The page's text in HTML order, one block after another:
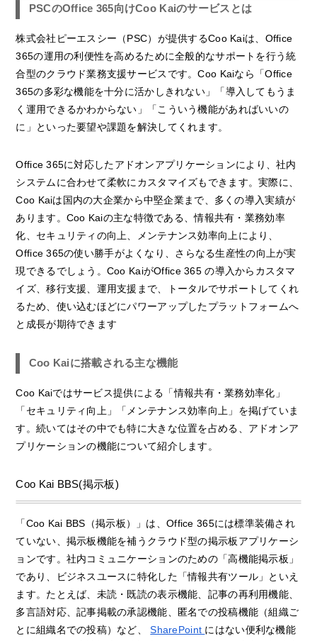
PSCのOffice 365向けCoo Kaiのサービスとは
株式会社ピーエスシー（PSC）が提供するCoo Kaiは、Office
365の運用の利便性を高めるために全般的なサポートを行う統
合型のクラウド業務支援サービスです。Coo Kaiなら「Office
365の多彩な機能を十分に活かしきれない」「導入してもうま
く運用できるかわからない」「こういう機能があればいいの
に」といった要望や課題を解決してくれます。
Office 365に対応したアドオンアプリケーションにより、社内
システムに合わせて柔軟にカスタマイズもできます。実際に、
Coo Kaiは国内の大企業から中堅企業まで、多くの導入実績が
あります。Coo Kaiの主な特徴である、情報共有・業務効率
化、セキュリティの向上、メンテナンス効率向上により、
Office 365の使い勝手がよくなり、さらなる生産性の向上が実
現できるでしょう。Coo KaiがOffice 365 の導入からカスタマ
イズ、移行支援、運用支援まで、トータルでサポートしてくれ
るため、使い込むほどにパワーアップしたプラットフォームへ
と成長が期待できます
Coo Kaiに搭載される主な機能
Coo Kaiではサービス提供による「情報共有・業務効率化」
「セキュリティ向上」「メンテナンス効率向上」を掲げていま
す。続いてはその中でも特に大きな位置を占める、アドオンア
プリケーションの機能について紹介します。
Coo Kai BBS(掲示板)
「Coo Kai BBS（掲示板）」は、Office 365には標準装備され
ていない、掲示板機能を補うクラウド型の掲示板アプリケーシ
ョンです。社内コミュニケーションのための「高機能掲示板」
であり、ビジネスユースに特化した「情報共有ツール」といえ
ます。たとえば、未読・既読の表示機能、記事の再利用機能、
多言語対応、記事掲載の承認機能、匿名での投稿機能（組織ご
とに組織名での投稿）など、SharePoint にはない便利な機能